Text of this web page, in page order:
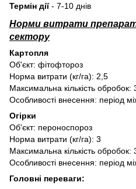
Термін дії- 7-10 днів
Норми витрати
сектору
Картопля
Об'єкт: фітофтороз
Норма витрати (кг/га): 2,5
Максимальна кількість обробок:
Особливості внесення: період
Огірки
Об'єкт: пероноспороз
Норма витрати (кг/га): 3
Максимальна кількість обробок:
Особливості внесення: період
Головні переваги: